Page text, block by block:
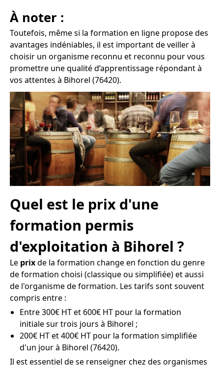
À noter :
Toutefois, même si la formation en ligne propose des
avantages indéniables, il est important de veiller à
choisir un organisme reconnu et reconnu pour vous
promettre une qualité d’apprentissage répondant à
vos attentes à Bihorel (76420).
Quel est le prix d'une
formation permis
d'exploitation à Bihorel ?
Le prixde la formation change en fonction du genre
de formation choisi (classique ou simplifiée) et aussi
de l'organisme de formation. Les tarifs sont souvent
compris entre :
Entre 300€ HT et 600€ HT pour la formation
initiale sur trois jours à Bihorel ;
200€ HT et 400€ HT pour la formation simplifiée
d'un jour à Bihorel (76420).
Il est essentiel de se renseigner chez des organismes